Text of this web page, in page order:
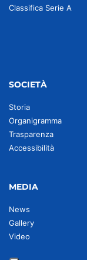
Classifica Serie A
SOCIETÀ
Storia
Organigramma
Trasparenza
Accessibilità
MEDIA
News
Gallery
Video